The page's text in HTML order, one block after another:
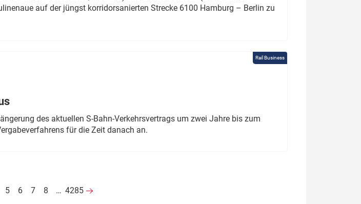
auf der jüngst korridorsanierten Strecke 6100 Hamburg – Berlin zu
Rail Business
des aktuellen S-Bahn-Verkehrsvertrags um zwei Jahre bis zum
für die Zeit danach an.
5 6 7 8 … 4285